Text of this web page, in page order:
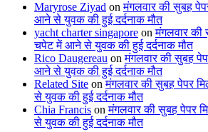
Maryrose Ziyad onमंगलवार की सुबह
आने से युवक की हुई दर्दनाक मौत
yacht charter singapore onमंगलवार की
चपेट में आने से युवक की हुई दर्दनाक मौत
Rico Daugereau onमंगलवार की सुबह
आने से युवक की हुई दर्दनाक मौत
Related Site onमंगलवार की सुबह पेपर
से युवक की हुई दर्दनाक मौत
Chia Francis onमंगलवार की सुबह पेपर
से युवक की हुई दर्दनाक मौत